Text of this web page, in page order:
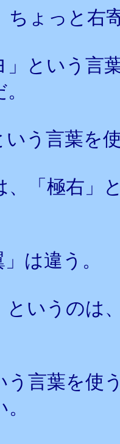
ちょっと右
」という言
いう言葉を
、「極右」
は違う。
というのは
う言葉を使